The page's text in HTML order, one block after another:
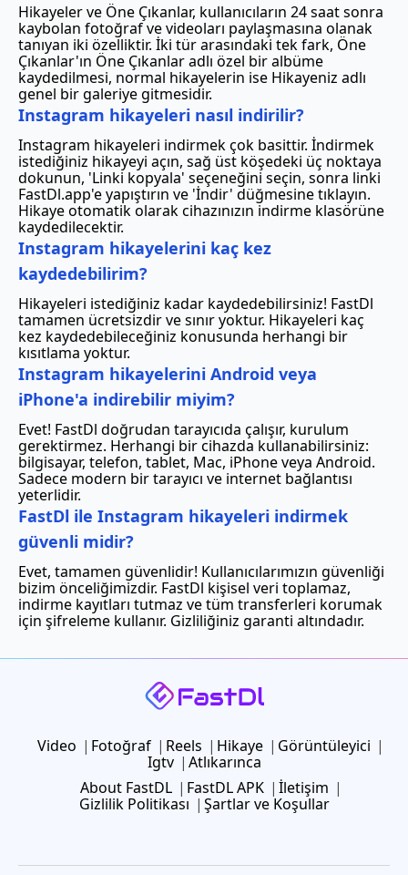
Hikayeler ve Öne Çıkanlar, kullanıcıların 24 saat sonra
kaybolan fotoğraf ve videoları paylaşmasına olanak
tanıyan iki özelliktir. İki tür arasındaki tek fark, Öne
Çıkanlar'ın Öne Çıkanlar adlı özel bir albüme
kaydedilmesi, normal hikayelerin ise Hikayeniz adlı
genel bir galeriye gitmesidir.
Instagram hikayeleri nasıl indirilir?
Instagram hikayeleri indirmek çok basittir. İndirmek
istediğiniz hikayeyi açın, sağ üst köşedeki üç noktaya
dokunun, 'Linki kopyala' seçeneğini seçin, sonra linki
FastDl.app'e yapıştırın ve 'İndir' düğmesine tıklayın.
Hikaye otomatik olarak cihazınızın indirme klasörüne
kaydedilecektir.
Instagram hikayelerini kaç kez
kaydedebilirim?
Hikayeleri istediğiniz kadar kaydedebilirsiniz! FastDl
tamamen ücretsizdir ve sınır yoktur. Hikayeleri kaç
kez kaydedebileceğiniz konusunda herhangi bir
kısıtlama yoktur.
Instagram hikayelerini Android veya
iPhone'a indirebilir miyim?
Evet! FastDl doğrudan tarayıcıda çalışır, kurulum
gerektirmez. Herhangi bir cihazda kullanabilirsiniz:
bilgisayar, telefon, tablet, Mac, iPhone veya Android.
Sadece modern bir tarayıcı ve internet bağlantısı
yeterlidir.
FastDl ile Instagram hikayeleri indirmek
güvenli midir?
Evet, tamamen güvenlidir! Kullanıcılarımızın güvenliği
bizim önceliğimizdir. FastDl kişisel veri toplamaz,
indirme kayıtları tutmaz ve tüm transferleri korumak
için şifreleme kullanır. Gizliliğiniz garanti altındadır.
Video Fotoğraf Reels Hikaye
Görüntüleyici
Igtv
Atlıkarınca
About FastDL
FastDL APK
İletişim
Gizlilik Politikası
Şartlar ve Koşullar